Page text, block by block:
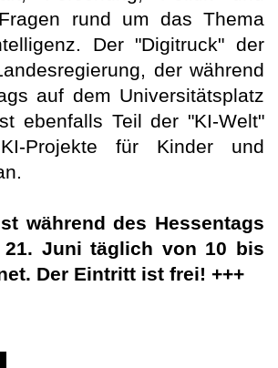
rund um das Thema
Der "Digitruck" der
der während
auf dem Universitätsplatz
ebenfalls Teil der "KI-Welt"
Projekte für Kinder und
während des Hessentags
Juni täglich von 10 bis
Der Eintritt ist frei! +++